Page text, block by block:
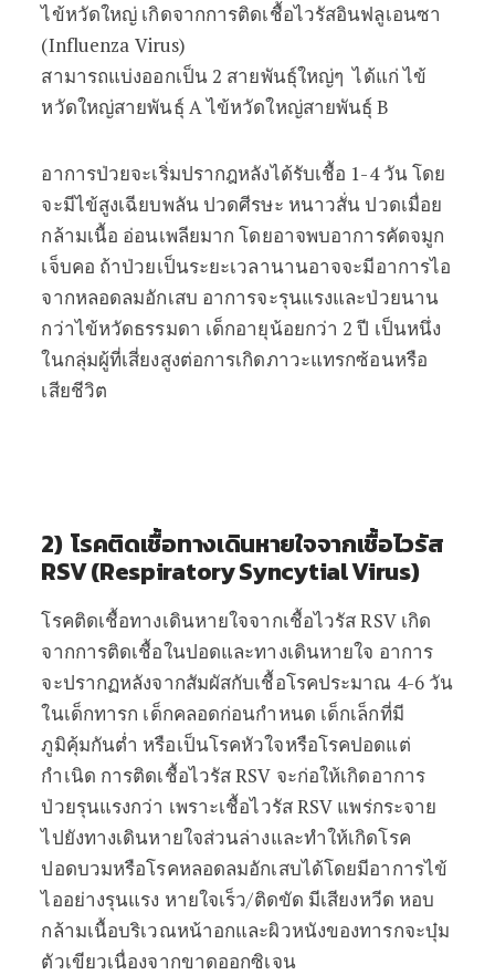
ไข้หวัดใหญ่ เกิดจากการติดเชื้อไวรัสอินฟลูเอนซา
(Influenza Virus)
สามารถแบ่งออกเป็น 2 สายพันธุ์ใหญ่ๆ ได้แก่ ไข้
หวัดใหญ่สายพันธุ์ A ไข้หวัดใหญ่สายพันธุ์ B
อาการป่วยจะเริ่มปรากฎหลังได้รับเชื้อ 1-4 วัน โดย
จะมีไข้สูงเฉียบพลัน ปวดศีรษะ หนาวสั่น ปวดเมื่อย
กล้ามเนื้อ อ่อนเพลียมาก โดยอาจพบอาการคัดจมูก
เจ็บคอ ถ้าป่วยเป็นระยะเวลานานอาจจะมีอาการไอ
จากหลอดลมอักเสบ อาการจะรุนแรงและป่วยนาน
กว่าไข้หวัดธรรมดา เด็กอายุน้อยกว่า 2 ปี เป็นหนึ่ง
ในกลุ่มผู้ที่เสี่ยงสูงต่อการเกิดภาวะแทรกซ้อนหรือ
เสียชีวิต
2) โรคติดเชื้อทางเดินหายใจจากเชื้อไวรัส
RSV (Respiratory Syncytial Virus)
โรคติดเชื้อทางเดินหายใจจากเชื้อไวรัส RSV เกิด
จากการติดเชื้อในปอดและทางเดินหายใจ อาการ
จะปรากฏหลังจากสัมผัสกับเชื้อโรคประมาณ 4-6 วัน
ในเด็กทารก เด็กคลอดก่อนกำหนด เด็กเล็กที่มี
ภูมิคุ้มกันต่ำ หรือเป็นโรคหัวใจหรือโรคปอดแต่
กำเนิด การติดเชื้อไวรัส RSV จะก่อให้เกิดอาการ
ป่วยรุนแรงกว่า เพราะเชื้อไวรัส RSV แพร่กระจาย
ไปยังทางเดินหายใจส่วนล่างและทำให้เกิดโรค
ปอดบวมหรือโรคหลอดลมอักเสบได้โดยมีอาการไข้
ไออย่างรุนแรง หายใจเร็ว/ติดขัด มีเสียงหวีด หอบ
กล้ามเนื้อบริเวณหน้าอกและผิวหนังของทารกจะบุ๋ม
ตัวเขียวเนื่องจากขาดออกซิเจน